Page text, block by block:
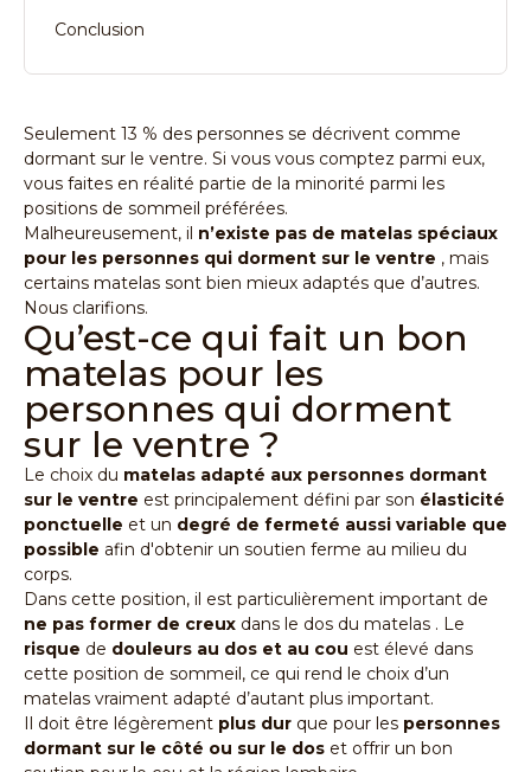
Conclusion
Seulement 13 % des personnes se décrivent comme
dormant sur le ventre. Si vous vous comptez parmi eux,
vous faites en réalité partie de la minorité parmi les
positions de sommeil préférées.
Malheureusement, il n’existe pas de matelas spéciaux
pour les personnes qui dorment sur le ventre , mais
certains matelas sont bien mieux adaptés que d’autres.
Nous clarifions.
Qu’est-ce qui fait un bon
matelas pour les
personnes qui dorment
sur le ventre ?
Le choix du matelas adapté aux personnes dormant
sur le ventre est principalement défini par son élasticité
ponctuelle et un degré de fermeté aussi variable que
possible afin d'obtenir un soutien ferme au milieu du
corps.
Dans cette position, il est particulièrement important de
ne pas former de creux dans le dos du matelas . Le
risque de douleurs au dos et au cou est élevé dans
cette position de sommeil, ce qui rend le choix d’un
matelas vraiment adapté d’autant plus important.
Il doit être légèrement plus dur que pour les personnes
dormant sur le côté ou sur le dos et offrir un bon